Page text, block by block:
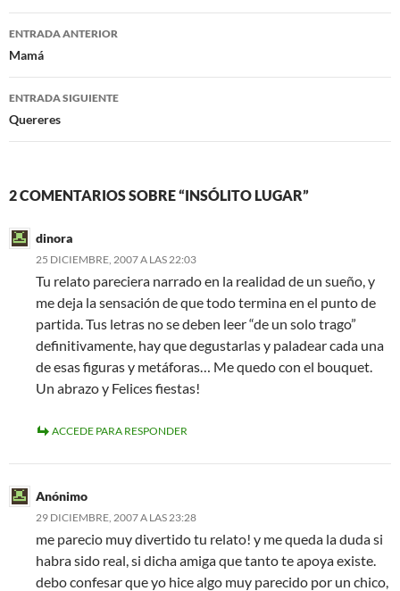
o
o
e
r
Navegación
de
entradas
ENTRADA ANTERIOR
Mamá
ENTRADA SIGUIENTE
Quereres
2 COMENTARIOS SOBRE “INSÓLITO LUGAR”
dinora
25 DICIEMBRE, 2007 A LAS 22:03
Tu relato pareciera narrado en la realidad de un sueño, y
me deja la sensación de que todo termina en el punto de
partida. Tus letras no se deben leer “de un solo trago”
definitivamente, hay que degustarlas y paladear cada una
de esas figuras y metáforas… Me quedo con el bouquet.
Un abrazo y Felices fiestas!
ACCEDE PARA RESPONDER
Anónimo
29 DICIEMBRE, 2007 A LAS 23:28
me parecio muy divertido tu relato! y me queda la duda si
habra sido real, si dicha amiga que tanto te apoya existe.
debo confesar que yo hice algo muy parecido por un chico,